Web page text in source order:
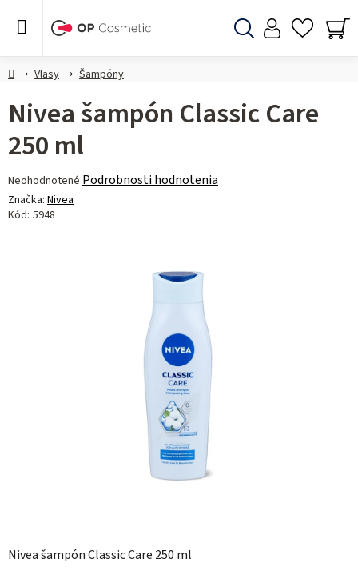
DomovVlasy Šampóny
Nivea šampón Classic Care 250 ml
Nivea šampón Classic Care
250 ml
Priemerné
hodnotenie
produktu
Neohodnotené Podrobnosti hodnotenia
Značka: Nivea
Kód: 5948